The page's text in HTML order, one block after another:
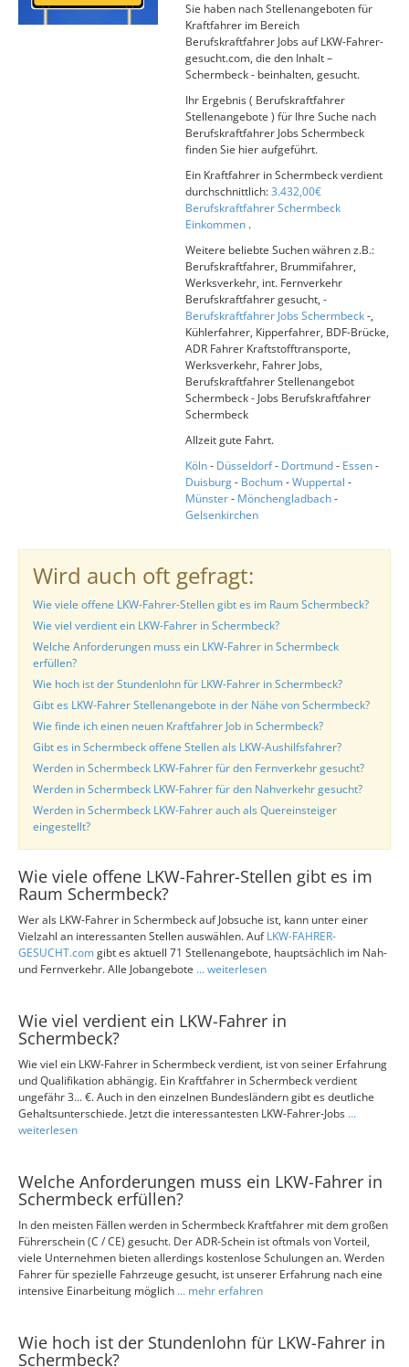
Sie haben nach Stellenangeboten für
Kraftfahrer im Bereich
Berufskraftfahrer Jobs auf LKW-Fahrer-
gesucht.com, die den Inhalt –
Schermbeck - beinhalten, gesucht.
Ihr Ergebnis ( Berufskraftfahrer
Stellenangebote ) für Ihre Suche nach
Berufskraftfahrer Jobs Schermbeck
finden Sie hier aufgeführt.
Ein Kraftfahrer in Schermbeck verdient
durchschnittlich:3.432,00€
Berufskraftfahrer Schermbeck
Einkommen .
Weitere beliebte Suchen währen z.B.:
Berufskraftfahrer, Brummifahrer,
Werksverkehr, int. Fernverkehr
Berufskraftfahrer gesucht, -
Berufskraftfahrer Jobs Schermbeck-,
Kühlerfahrer, Kipperfahrer, BDF-Brücke,
ADR Fahrer Kraftstofftransporte,
Werksverkehr, Fahrer Jobs,
Berufskraftfahrer Stellenangebot
Schermbeck - Jobs Berufskraftfahrer
Schermbeck
Allzeit gute Fahrt.
Köln- Düsseldorf- Dortmund- Essen-
Duisburg- Bochum-Wuppertal -
Münster- Mönchengladbach-
Gelsenkirchen
Wird auch oft gefragt:
Wie viele offene LKW-Fahrer-Stellen gibt es im Raum Schermbeck?
Wie viel verdient ein LKW-Fahrer in Schermbeck?
Welche Anforderungen muss ein LKW-Fahrer in Schermbeck
erfüllen?
Wie hoch ist der Stundenlohn für LKW-Fahrer in Schermbeck?
Gibt es LKW-Fahrer Stellenangebote in der Nähe von Schermbeck?
Wie finde ich einen neuen Kraftfahrer Job in Schermbeck?
Gibt es in Schermbeck offene Stellen als LKW-Aushilfsfahrer?
Werden in Schermbeck LKW-Fahrer für den Fernverkehr gesucht?
Werden in Schermbeck LKW-Fahrer für den Nahverkehr gesucht?
Werden in Schermbeck LKW-Fahrer auch als Quereinsteiger
eingestellt?
Wie viele offene LKW-Fahrer-Stellen gibt es im
Raum Schermbeck?
Wer als LKW-Fahrer in Schermbeck auf Jobsuche ist, kann unter einer
Vielzahl an interessanten Stellen auswählen. AufLKW-FAHRER-
GESUCHT.comgibt es aktuell 71 Stellenangebote, hauptsächlich im Nah-
und Fernverkehr. Alle Jobangebote ... weiterlesen
Wie viel verdient ein LKW-Fahrer in
Schermbeck?
Wie viel ein LKW-Fahrer in Schermbeck verdient, ist von seiner Erfahrung
und Qualifikation abhängig. Ein Kraftfahrer in Schermbeck verdient
ungefähr 3... €. Auch in den einzelnen Bundesländern gibt es deutliche
Gehaltsunterschiede. Jetzt die interessantesten LKW-Fahrer-Jobs ...
weiterlesen
Welche Anforderungen muss ein LKW-Fahrer in
Schermbeck erfüllen?
In den meisten Fällen werden in Schermbeck Kraftfahrer mit dem großen
Führerschein (C / CE) gesucht. Der ADR-Schein ist oftmals von Vorteil,
viele Unternehmen bieten allerdings kostenlose Schulungen an. Werden
Fahrer für spezielle Fahrzeuge gesucht, ist unserer Erfahrung nach eine
intensive Einarbeitung möglich ... mehr erfahren
Wie hoch ist der Stundenlohn für LKW-Fahrer in
Schermbeck?